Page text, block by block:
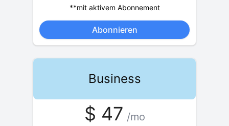
**mit aktivem Abonnement
Abonnieren
Business
$ 47 /mo